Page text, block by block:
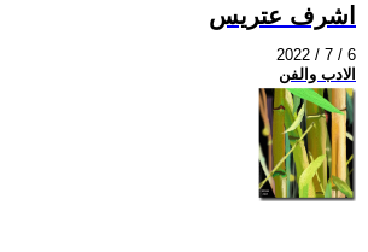
اشرف عتريس
2022 / 7 / 6
الادب والفن